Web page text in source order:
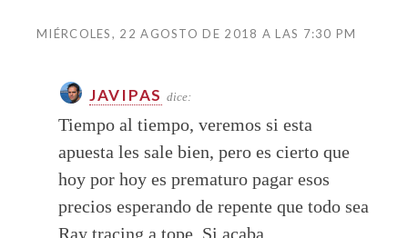
MIÉRCOLES, 22 AGOSTO DE 2018 A LAS 7:30 PM
JAVIPAS dice:
Tiempo al tiempo, veremos si esta
apuesta les sale bien, pero es cierto que
hoy por hoy es prematuro pagar esos
precios esperando de repente que todo sea
Ray tracing a tope. Si acaba